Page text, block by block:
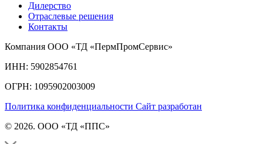
Дилерство
Отраслевые решения
Контакты
Компания ООО «ТД «ПермПромСервис»
ИНН: 5902854761
ОГРН: 1095902003009
Политика конфиденциальности Сайт разработан
© 2026. ООО «ТД «ППС»